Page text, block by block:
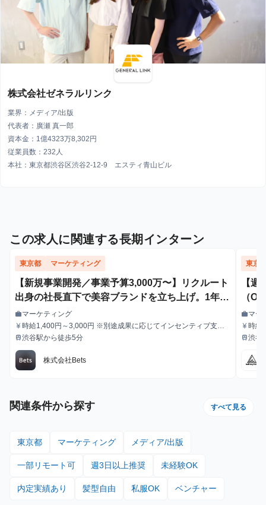
株式会社ゼネラルリンク
業界：メディア/出版
代表者：廣瀬 真一郎
資本金：1億4323万8,302円
従業員数：232人
本社：東京都渋谷区渋谷2-12-9 エスティ青山ビル
この求人に関連する長期インターン
東京都 マーケティング
【新規事業開発／事業予算3,000万〜】リクルート
出身の社長直下で美容ブランドを立ち上げ。1年間
でゼロから年商3億を実現する、本気のインターン
募集！
職種
workマーケティング
給与
currency_yen時給1,400円～3,000円 ※別途成果に応じてインセンティブ支給
あり
最寄駅
train渋谷駅から徒歩5分
株式会社Bets
東京
【
（
支え
職種
workマー
給与
currency_yen時給
最寄駅
train渋谷
関連条件から探す すべて見る
東京都 マーケティング メディア/出版
一部リモート可 週3日以上推奨 未経験OK
内定実績あり 髪型自由 私服OK ベンチャー